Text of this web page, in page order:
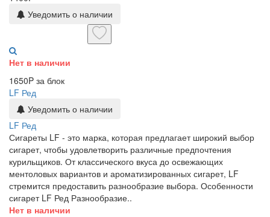
Уведомить о наличии
Нет в наличии
1650P за блок
LF Ред
Уведомить о наличии
LF Ред
Сигареты LF - это марка, которая предлагает широкий выбор
сигарет, чтобы удовлетворить различные предпочтения
курильщиков. От классического вкуса до освежающих
ментоловых вариантов и ароматизированных сигарет, LF
стремится предоставить разнообразие выбора. Особенности
сигарет LF Ред Разнообразие..
Нет в наличии